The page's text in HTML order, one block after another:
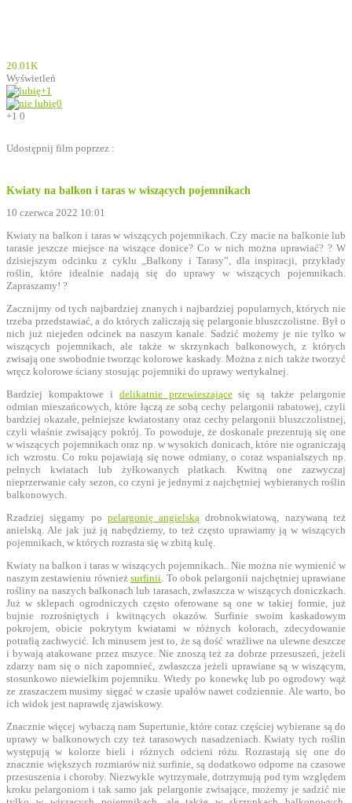
20.01K
Wyświetleń
+1
0
+1 0
Udostępnij film poprzez :
Kwiaty na balkon i taras w wiszących pojemnikach
10 czerwca 2022 10:01
Kwiaty na balkon i taras w wiszących pojemnikach. Czy macie na balkonie lub
tarasie jeszcze miejsce na wiszące donice? Co w nich można uprawiać? ? W
dzisiejszym odcinku z cyklu „Balkony i Tarasy”, dla inspiracji, przykłady
roślin, które idealnie nadają się do uprawy w wiszących pojemnikach.
Zapraszamy! ?
Zacznijmy od tych najbardziej znanych i najbardziej popularnych, których nie
trzeba przedstawiać, a do których zaliczają się pelargonie bluszczolistne. Był o
nich już niejeden odcinek na naszym kanale. Sadzić możemy je nie tylko w
wiszących pojemnikach, ale także w skrzynkach balkonowych, z których
zwisają one swobodnie tworząc kolorowe kaskady. Można z nich także tworzyć
wręcz kolorowe ściany stosując pojemniki do uprawy wertykalnej.
Bardziej kompaktowe i delikatnie przewieszającesię są także pelargonie
odmian mieszańcowych, które łączą ze sobą cechy pelargonii rabatowej, czyli
bardziej okazałe, pełniejsze kwiatostany oraz cechy pelargonii bluszczolistnej,
czyli właśnie zwisający pokrój. To powoduje, że doskonale prezentują się one
w wiszących pojemnikach oraz np. w wysokich donicach, które nie ograniczają
ich wzrostu. Co roku pojawiają się nowe odmiany, o coraz wspanialszych np.
pełnych kwiatach lub żyłkowanych płatkach. Kwitną one zazwyczaj
nieprzerwanie cały sezon, co czyni je jednymi z najchętniej wybieranych roślin
balkonowych.
Rzadziej sięgamy po pelargonię angielską drobnokwiatową, nazywaną też
anielską. Ale jak już ją nabędziemy, to też często uprawiamy ją w wiszących
pojemnikach, w których rozrasta się w zbitą kulę.
Kwiaty na balkon i taras w wiszących pojemnikach.. Nie można nie wymienić w
naszym zestawieniu równieżsurfinii . To obok pelargonii najchętniej uprawiane
rośliny na naszych balkonach lub tarasach, zwłaszcza w wiszących doniczkach.
Już w sklepach ogrodniczych często oferowane są one w takiej formie, już
bujnie rozrośniętych i kwitnących okazów. Surfinie swoim kaskadowym
pokrojem, obicie pokrytym kwiatami w różnych kolorach, zdecydowanie
potrafią zachwycić. Ich minusem jest to, że są dość wrażliwe na ulewne deszcze
i bywają atakowane przez mszyce. Nie znoszą też za dobrze przesuszeń, jeżeli
zdarzy nam się o nich zapomnieć, zwłaszcza jeżeli uprawiane są w wiszącym,
stosunkowo niewielkim pojemniku. Wtedy po konewkę lub po ogrodowy wąż
ze zraszaczem musimy sięgać w czasie upałów nawet codziennie. Ale warto, bo
ich widok jest naprawdę zjawiskowy.
Znacznie więcej wybaczą nam Supertunie, które coraz częściej wybierane są do
uprawy w balkonowych czy też tarasowych nasadzeniach. Kwiaty tych roślin
występują w kolorze bieli i różnych odcieni różu. Rozrastają się one do
znacznie większych rozmiarów niż surfinie, są dodatkowo odporne na czasowe
przesuszenia i choroby. Niezwykle wytrzymałe, dotrzymują pod tym względem
kroku pelargoniom i tak samo jak pelargonie zwisające, możemy je sadzić nie